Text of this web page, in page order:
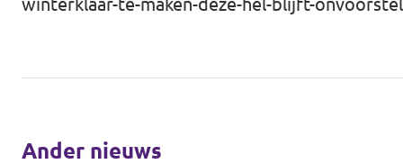
Ander nieuws